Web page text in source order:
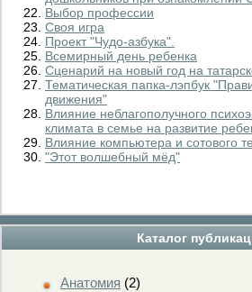
Каталог
Анатомия (2)
Выбор профессии
Своя игра
Проект "Чудо-азбука".
Всемирный день ребенка
Сценарий на новый год на
Тематическая папка-лэпбук
движения"
Влияние неблагополучного
климата в семье на развитие
Влияние компьютера и сотового
"Этот волшебный мёд"